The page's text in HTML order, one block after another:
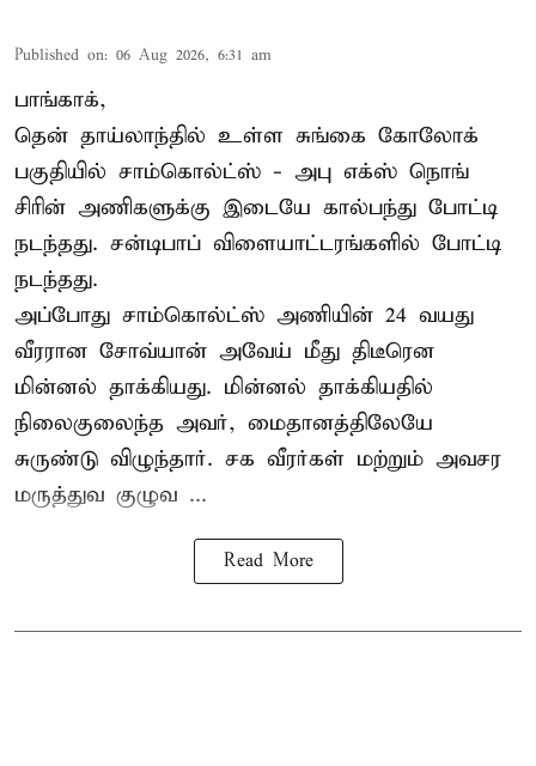
Published on: 06 Aug 2026, 6:31 am
பாங்காக்,
தென் தாய்லாந்தில் உள்ள சுங்கை கோலோக்
பகுதியில் சாம்கொல்ட்ஸ் - அபு எக்ஸ் நொங்
சிரின் அணிகளுக்கு இடையே கால்பந்து போட்டி
நடந்தது. சன்டிபாப் விளையாட்டரங்களில் போட்டி
நடந்தது.
அப்போது சாம்கொல்ட்ஸ் அணியின் 24 வயது
வீரரான சோவ்யான் அவேய் மீது திடீரென
மின்னல் தாக்கியது. மின்னல் தாக்கியதில்
நிலைகுலைந்த அவர், மைதானத்திலேயே
சுருண்டு விழுந்தார். சக வீரர்கள் மற்றும் அவசர
மருத்துவ குழுவ ...
Read More